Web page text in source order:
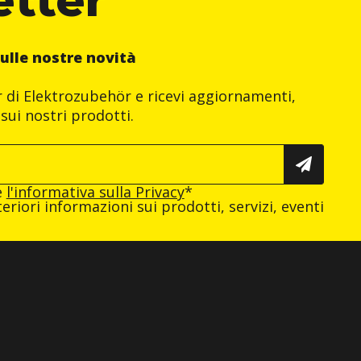
nostre novità
Elektrozubehör e ricevi aggiornamenti,
nostri prodotti.
l'informativa sulla Privacy*
informazioni sui prodotti, servizi, eventi